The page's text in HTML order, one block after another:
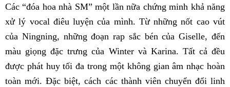
Các “đóa hoa nhà SM” một lần nữa chứng minh khả năng
xử lý vocal điêu luyện của mình. Từ những nốt cao vút
của Ningning, những đoạn rap sắc bén của Giselle, đến
màu giọng đặc trưng của Winter và Karina. Tất cả đều
được phát huy tối đa trong một không gian âm nhạc hoàn
toàn mới. Đặc biệt, cách các thành viên chuyển đổi linh